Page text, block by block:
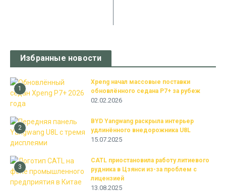
Избранные новости
1
Xpeng начал массовые поставки
обновлённого седана P7+ за рубеж
02.02.2026
2
BYD Yangwang раскрыла интерьер
удлинённого внедорожника U8L
15.07.2025
3
CATL приостановила работу литиевого
рудника в Цзянси из-за проблем с
лицензией
13.08.2025